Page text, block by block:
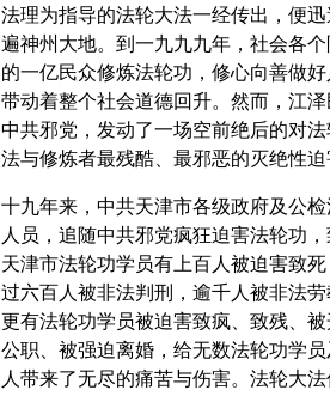
法理为指导的法轮大法一经传出，便迅
遍神州大地。到一九九九年，社会各个
的一亿民众修炼法轮功，修心向善做好
带动着整个社会道德回升。然而，江泽
中共邪党，发动了一场空前绝后的对法
法与修炼者最残酷、最邪恶的灭绝性迫
十九年来，中共天津市各级政府及公检
人员，追随中共邪党疯狂迫害法轮功
天津市法轮功学员有上百人被迫害致死
过六百人被非法判刑，逾千人被非法劳
更有法轮功学员被迫害致疯、致残、被
公职、被强迫离婚，给无数法轮功学员
人带来了无尽的痛苦与伤害。法轮大